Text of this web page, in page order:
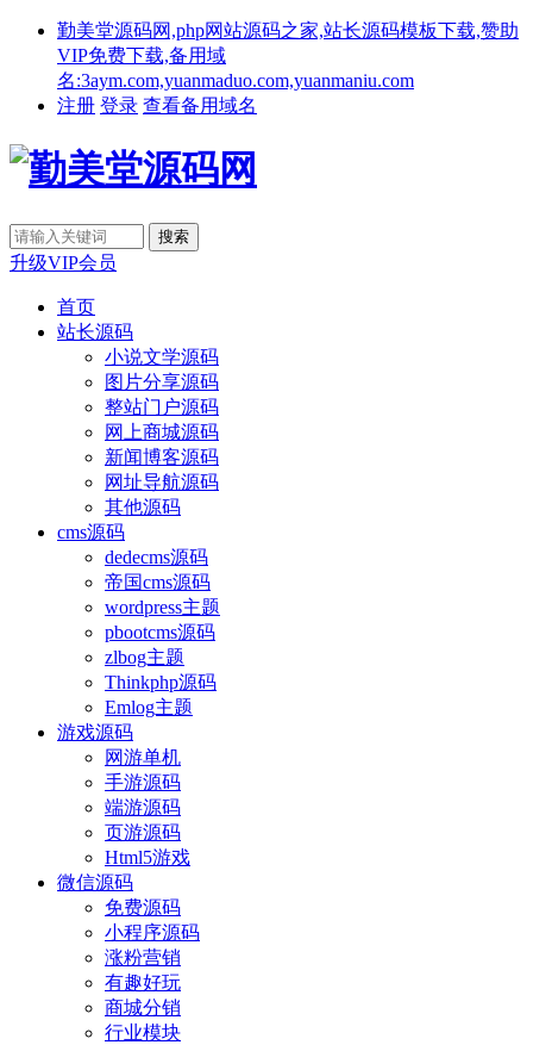
勤美堂源码网,php网站源码之家,站长源码模板下载,赞助
VIP免费下载,备用域
名:3aym.com,yuanmaduo.com,yuanmaniu.com
注册 登录 查看备用域名
升级VIP会员
首页
站长源码
小说文学源码
图片分享源码
整站门户源码
网上商城源码
新闻博客源码
网址导航源码
其他源码
cms源码
dedecms源码
帝国cms源码
wordpress主题
pbootcms源码
zlbog主题
Thinkphp源码
Emlog主题
游戏源码
网游单机
手游源码
端游源码
页游源码
Html5游戏
微信源码
免费源码
小程序源码
涨粉营销
有趣好玩
商城分销
行业模块